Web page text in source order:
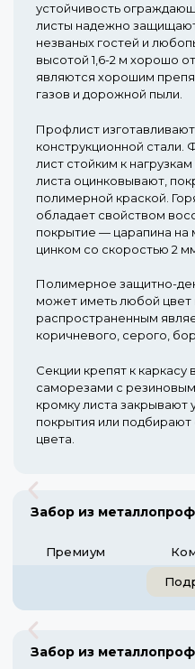
устойчивость
листы надежно
незваных гостей и
высотой 1,6-2 м хорошо
являются хорошим
газов и дорожной пыли.
Профлист
конструкционной стали.
лист стойким к
листа оцинковывают,
полимерной краской.
обладает свойством
покрытие — царапина на
цинком со скоростью 2
Полимерное защитно-
может иметь любой цвет
распространенным
коричневого, серого,
Секции крепят к каркасу
саморезами с
кромку листа закрывают
покрытия или
цвета.
Забор из
Премиум
Забор из